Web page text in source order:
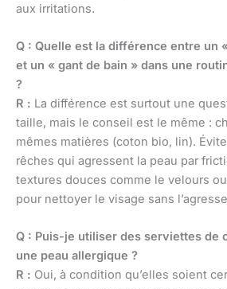
aux irritations.
Q : Quelle est la différence entre un
et un « gant de bain » dans une
?
R : La différence est surtout une
taille, mais le conseil est le même :
mêmes matières (coton bio, lin).
rêches qui agressent la peau par
textures douces comme le velours
pour nettoyer le visage sans
Q : Puis-je utiliser des serviettes de
une peau allergique ?
R : Oui, à condition qu’elles soient